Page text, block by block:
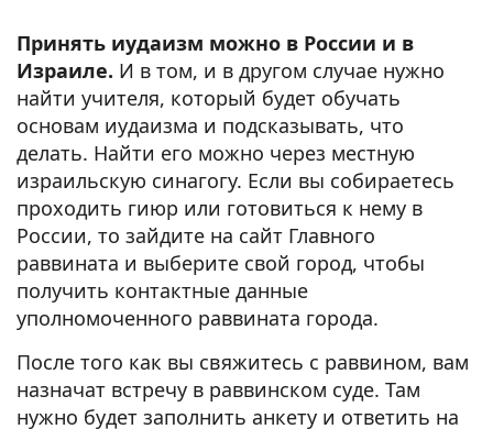
Принять иудаизм можно в России и в
Израиле. И в том, и в другом случае нужно
найти учителя, который будет обучать
основам иудаизма и подсказывать, что
делать. Найти его можно через местную
израильскую синагогу. Если вы собираетесь
проходить гиюр или готовиться к нему в
России, то зайдите на сайт Главного
раввината и выберите свой город, чтобы
получить контактные данные
уполномоченного раввината города.
После того как вы свяжитесь с раввином, вам
назначат встречу в раввинском суде. Там
нужно будет заполнить анкету и ответить на